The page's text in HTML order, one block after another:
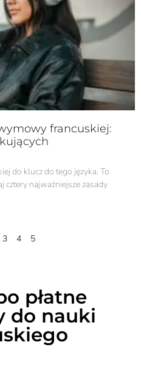
francuskiej:
do klucz do tego języka. To
cztery najważniejsze zasady
3 4 5
płatne
do nauki